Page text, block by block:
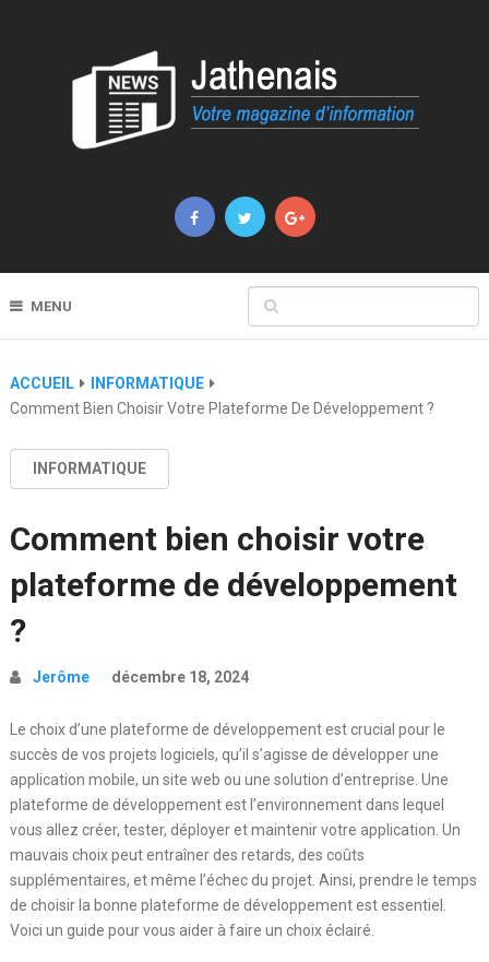
MENU
ACCUEIL
INFORMATIQUE
Comment Bien Choisir Votre Plateforme De Développement ?
INFORMATIQUE
Comment bien choisir votre
plateforme de développement
?
Jerôme décembre 18, 2024
Le choix d’une plateforme de développement est crucial pour le
succès de vos projets logiciels, qu’il s’agisse de développer une
application mobile, un site web ou une solution d’entreprise. Une
plateforme de développement est l’environnement dans lequel
vous allez créer, tester, déployer et maintenir votre application. Un
mauvais choix peut entraîner des retards, des coûts
supplémentaires, et même l’échec du projet. Ainsi, prendre le temps
de choisir la bonne plateforme de développement est essentiel.
Voici un guide pour vous aider à faire un choix éclairé.